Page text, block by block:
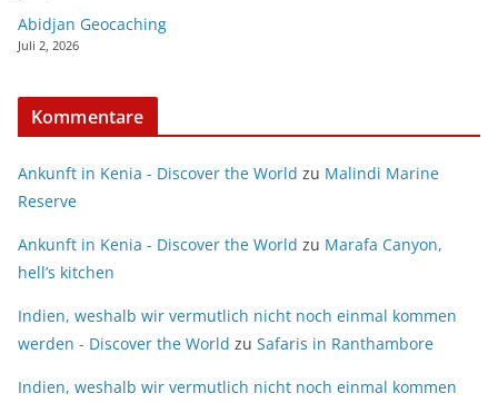
Abidjan Geocaching
Juli 2, 2026
Kommentare
Ankunft in Kenia - Discover the World zu Malindi Marine
Reserve
Ankunft in Kenia - Discover the World zu Marafa Canyon,
hell’s kitchen
Indien, weshalb wir vermutlich nicht noch einmal kommen
werden - Discover the World zu Safaris in Ranthambore
Indien, weshalb wir vermutlich nicht noch einmal kommen